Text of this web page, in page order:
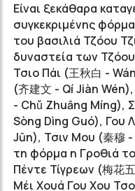
Είναι ξεκάθαρα
συγκεκριμένης
του βασιλιά Τζόου
δυναστεία των
Τσιο Πάι (王秋白 -
(齐建文 - Qí Jiàn
- Chǔ Zhuāng Míng),
Sòng Dìng Guó), Γου
Jūn), Τσιν Μου (秦穆 -
τη φόρμα η Γροθιά
Πέντε Τίγρεων (梅花
Μέι Χουά Γου Χου